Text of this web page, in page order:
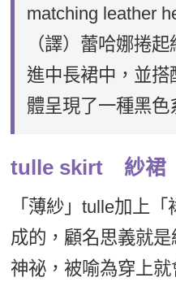
matching leather
（譯）蕾哈娜捲
進中長裙中，並
體呈現了一種黑色
tulle skirt 紗裙
「薄紗」tulle加上
成的，顧名思義就
神祕，被喻為穿上